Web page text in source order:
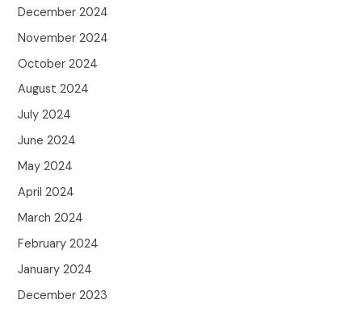
December 2024
November 2024
October 2024
August 2024
July 2024
June 2024
May 2024
April 2024
March 2024
February 2024
January 2024
December 2023